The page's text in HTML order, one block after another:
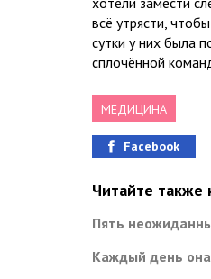
всё утрясти,
сутки у них была
сплочённой
МЕДИЦИНА
Facebook
Читайте также
Пять
Каждый день она